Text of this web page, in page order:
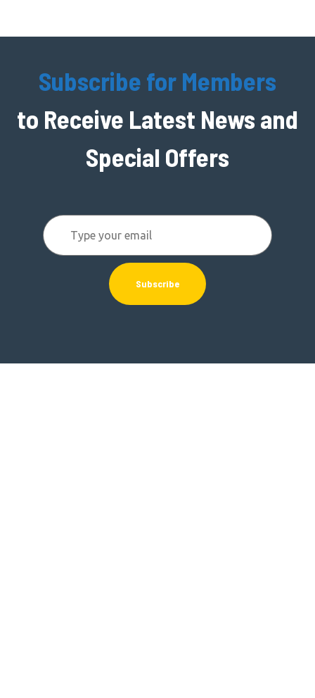
Subscribe for Members
to Receive Latest News and
Special Offers
Subscribe